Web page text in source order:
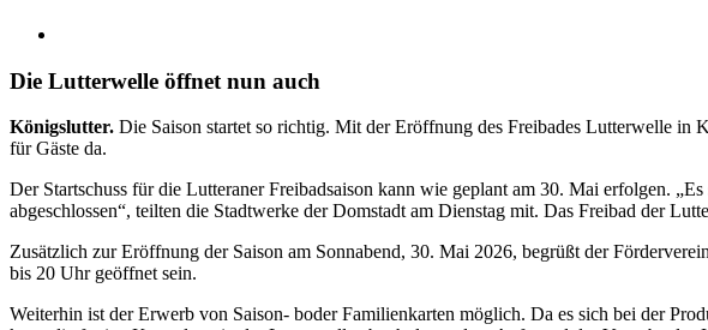
Die Lutterwelle öffnet nun auch
Königslutter. Die Saison startet so richtig. Mit der Eröffnung des Freibades Lutterwelle
für Gäste da.
Der Startschuss für die Lutteraner Freibadsaison kann wie geplant am 30. Mai erfolgen.
abgeschlossen“, teilten die Stadtwerke der Domstadt am Dienstag mit. Das Freibad der
Zusätzlich zur Eröffnung der Saison am Sonnabend, 30. Mai 2026, begrüßt der
bis 20 Uhr geöffnet sein.
Weiterhin ist der Erwerb von Saison- boder Familienkarten möglich. Da es sich bei der